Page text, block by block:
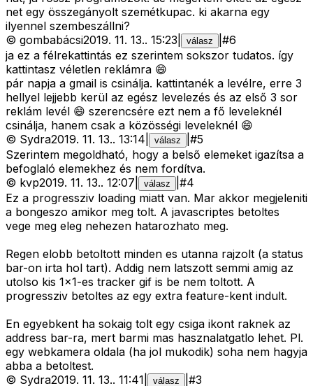
net egy összegányolt szemétkupac. ki akarna egy
ilyennel szembeszállni?
© gombabácsi2019. 11. 13.. 15:23 válasz #6
ja ez a félrekattintás ez szerintem sokszor tudatos. így
kattintasz véletlen reklámra 😄
pár napja a gmail is csinálja. kattintanék a levélre, erre 3
hellyel lejjebb kerül az egész levelezés és az első 3 sor
reklám levél 😄 szerencsére ezt nem a fő leveleknél
csinálja, hanem csak a közösségi leveleknél 😄
© Sydra2019. 11. 13.. 13:14 válasz #5
Szerintem megoldható, hogy a belső elemeket igazítsa a
befoglaló elemekhez és nem fordítva.
© kvp2019. 11. 13.. 12:07 válasz #4
Ez a progressziv loading miatt van. Mar akkor megjeleniti
a bongeszo amikor meg tolt. A javascriptes betoltes
vege meg eleg nehezen hatarozhato meg.
Regen elobb betoltott minden es utanna rajzolt (a status
bar-on irta hol tart). Addig nem latszott semmi amig az
utolso kis 1x1-es tracker gif is be nem toltott. A
progressziv betoltes az egy extra feature-kent indult.
En egyebkent ha sokaig tolt egy csiga ikont raknek az
address bar-ra, mert barmi mas hasznalatgatlo lehet. Pl.
egy webkamera oldala (ha jol mukodik) soha nem hagyja
abba a betoltest.
© Sydra2019. 11. 13.. 11:41 válasz #3